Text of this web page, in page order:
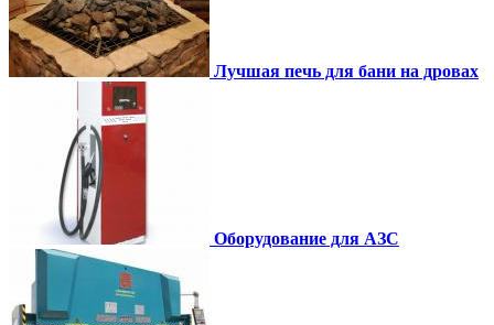
Лучшая печь для бани на дровах
Оборудование для АЗС